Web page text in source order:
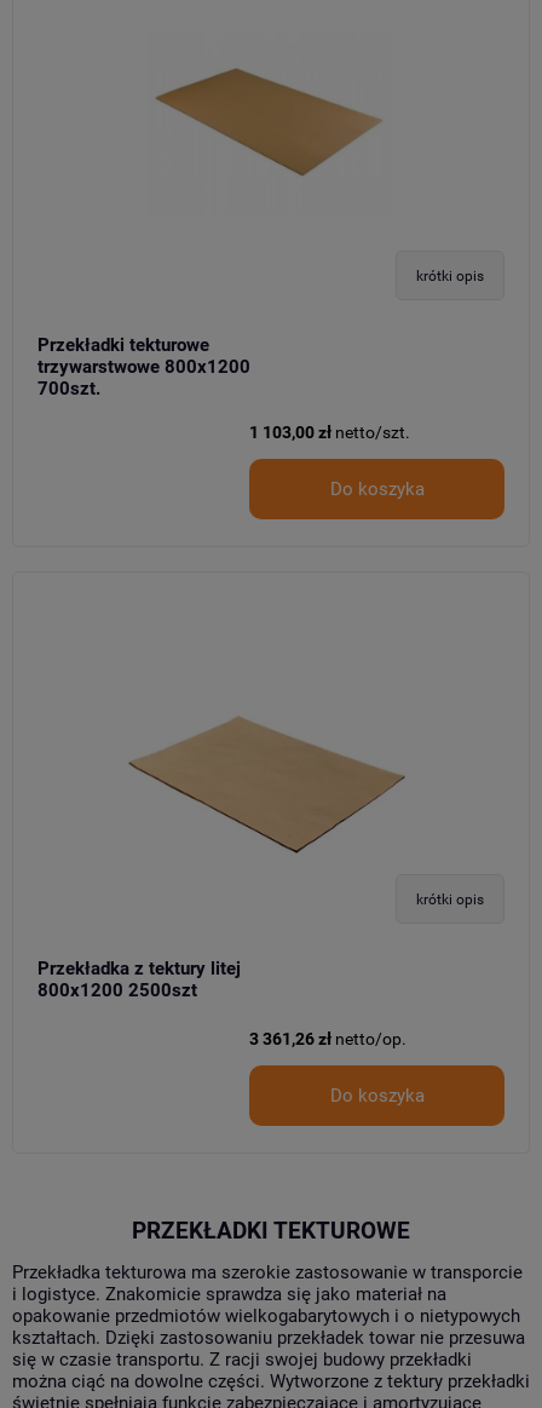
krótki opis
Przekładki tekturowe
trzywarstwowe 800x1200
700szt.
1 103,00 zł netto/szt.
Do koszyka
krótki opis
Przekładka z tektury litej
800x1200 2500szt
3 361,26 zł netto/op.
Do koszyka
PRZEKŁADKI TEKTUROWE
Przekładka tekturowa ma szerokie zastosowanie w transporcie
i logistyce. Znakomicie sprawdza się jako materiał na
opakowanie przedmiotów wielkogabarytowych i o nietypowych
kształtach. Dzięki zastosowaniu przekładek towar nie przesuwa
się w czasie transportu. Z racji swojej budowy przekładki
można ciąć na dowolne części. Wytworzone z tektury przekładki
świetnie spełniają funkcje zabezpieczające i amortyzujące